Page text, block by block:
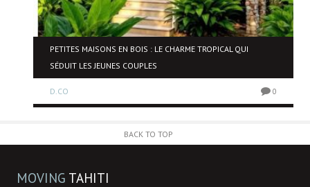
PETITES MAISONS EN BOIS : LE CHARME TROPICAL QUI
SÉDUIT LES JEUNES COUPLES
D.CO 0
BACK TO TOP
MOVING TAHITI